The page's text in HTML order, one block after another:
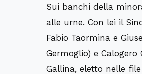
Sui banchi della
alle urne. Con lei il
Fabio Taormina e
Germoglio) e
Gallina, eletto nelle